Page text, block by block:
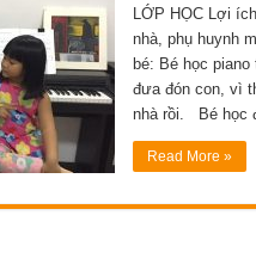
LỚP HỌC Lợi
nhà, phụ huynh
bé: Bé học
đưa đón con, vì
nhà rồi. Bé học
Read More »